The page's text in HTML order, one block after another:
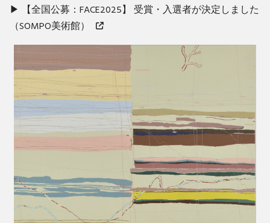
▶︎
【全国公募：FACE2025】 受賞・入選者が決定しました
（SOMPO美術館）